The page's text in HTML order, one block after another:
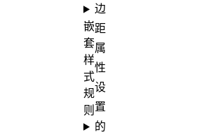
边
距
属
性
设
置
的
嵌
套
样
式
规
则